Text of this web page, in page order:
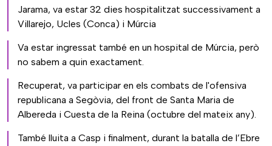
Jarama, va estar 32 dies hospitalitzat successivament a
Villarejo, Ucles (Conca) i Múrcia
Va estar ingressat també en un hospital de Múrcia, però
no sabem a quin exactament.
Recuperat, va participar en els combats de l'ofensiva
republicana a Segòvia, del front de Santa Maria de
Albereda i Cuesta de la Reina (octubre del mateix any).
També lluita a Casp i finalment, durant la batalla de l’Ebre